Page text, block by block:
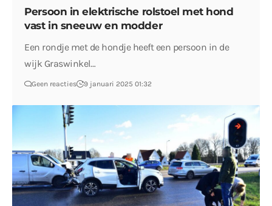
Persoon in elektrische rolstoel met hond
vast in sneeuw en modder
Een rondje met de hondje heeft een persoon in de
wijk Graswinkel…
Geen reacties 9 januari 2025 01:32